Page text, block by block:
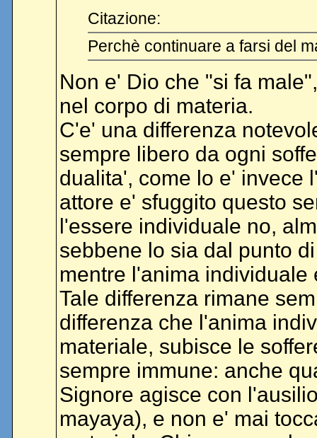
Citazione:
Perchè continuare a farsi del
Non e' Dio che "si fa
nel corpo di materia.
C'e' una differenza
sempre libero da ogni
dualita', come lo e' invece
attore e' sfuggito questo
l'essere individuale no,
sebbene lo sia dal punto
mentre l'anima individuale
Tale differenza rimane
differenza che l'anima
materiale, subisce le
sempre immune: anche
Signore agisce con
mayaya), e non e' mai